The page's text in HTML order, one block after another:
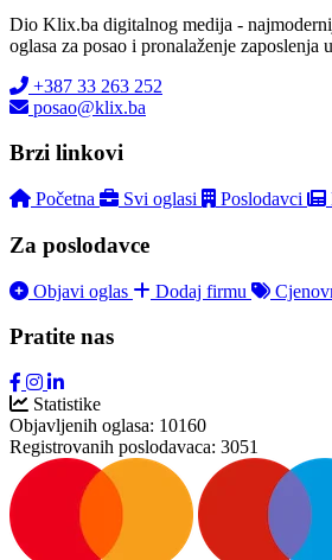
Dio Klix.ba digitalnog medija -
oglasa za posao i pronalaženje
+387 33 263 252
posao@klix.ba
Brzi linkovi
Početna Svi oglasi Poslodavci
Za poslodavce
Objavi oglas Dodaj firmu
Pratite nas
Statistike
Objavljenih oglasa: 10160
Registrovanih poslodavaca: 3051